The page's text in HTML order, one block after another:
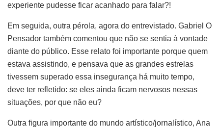
experiente pudesse ficar acanhado para falar?!
Em seguida, outra pérola, agora do entrevistado. Gabriel O
Pensador também comentou que não se sentia à vontade
diante do público. Esse relato foi importante porque quem
estava assistindo, e pensava que as grandes estrelas
tivessem superado essa insegurança há muito tempo,
deve ter refletido: se eles ainda ficam nervosos nessas
situações, por que não eu?
Outra figura importante do mundo artístico/jornalístico, Ana